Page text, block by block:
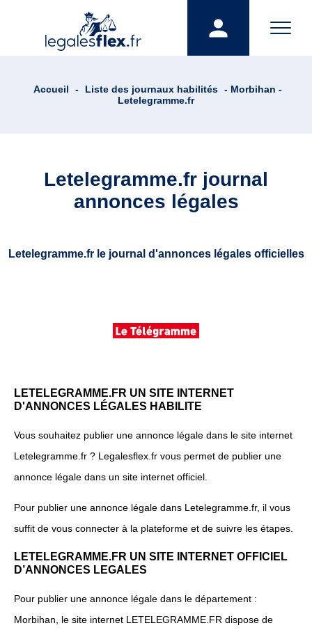
Accueil - Liste des journaux habilités - Morbihan -
Letelegramme.fr
Letelegramme.fr journal
annonces légales
Letelegramme.fr le journal d'annonces légales officielles
LETELEGRAMME.FR UN SITE INTERNET
D'ANNONCES LÉGALES HABILITE
Vous souhaitez publier une annonce légale dans le site internet
Letelegramme.fr ? Legalesflex.fr vous permet de publier une
annonce légale dans un site internet officiel.
Pour publier une annonce légale dans Letelegramme.fr, il vous
suffit de vous connecter à la plateforme et de suivre les étapes.
LETELEGRAMME.FR UN SITE INTERNET OFFICIEL
D’ANNONCES LEGALES
Pour publier une annonce légale dans le département :
Morbihan, le site internet LETELEGRAMME.FR dispose de